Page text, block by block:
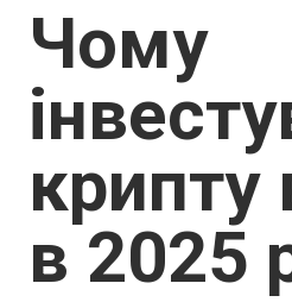
Чому
крипту
в 2025